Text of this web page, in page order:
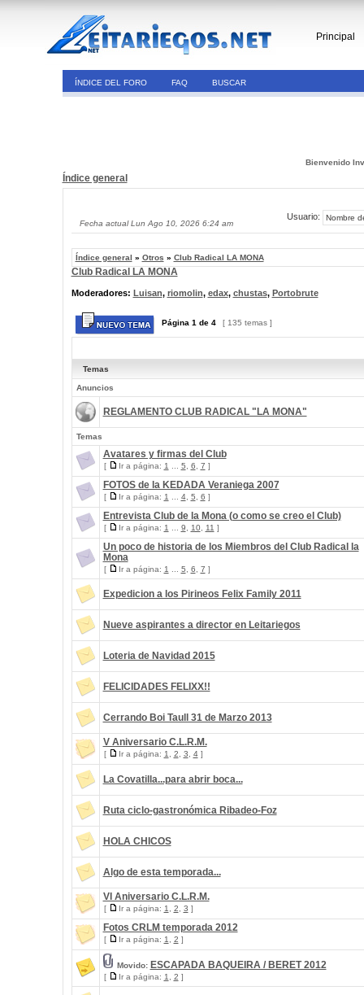
Principal
ÍNDICE DEL FORO FAQ BUSCAR
Bienvenido
Índice general
Fecha actual Lun Ago 10, 2026 6:24 am
Usuario:
Índice general » Otros » Club Radical LA MONA
Club Radical LA MONA
Moderadores: Luisan, riomolin, edax, chustas, Portobrute
Página 1 de 4 [ 135 temas ]
Temas
Anuncios
REGLAMENTO CLUB RADICAL "LA MONA"
Temas
Avatares y firmas del Club
[ Ir a página: 1 5 6 7 ]
FOTOS de la KEDADA Veraniega 2007
[ Ir a página: 1 4, 5 6 ]
Entrevista Club de la Mona (o como se creo el Club)
[ Ir a página: 1 9 10, 11 ]
Un poco de historia de los Miembros del Club Radical la
Mona
[ Ir a página: 1 5 6 7 ]
Expedicion a los Pirineos Felix Family 2011
Nueve aspirantes a director en Leitariegos
Loteria de Navidad 2015
FELICIDADES FELIXX!!
Cerrando Boi Taull 31 de Marzo 2013
V Aniversario C.L.R.M.
[ Ir a página: 1 2 3 4]
La Covatilla...para abrir boca...
Ruta ciclo-gastronómica Ribadeo-Foz
HOLA CHICOS
Algo de esta temporada...
VI Aniversario C.L.R.M.
[ Ir a página: 1 2 3 ]
Fotos CRLM temporada 2012
[ Ir a página: 1 2 ]
Movido: ESCAPADA BAQUEIRA / BERET 2012
[ Ir a página: 1 2 ]